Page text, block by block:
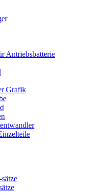
Antriebsbatterie
Grafik